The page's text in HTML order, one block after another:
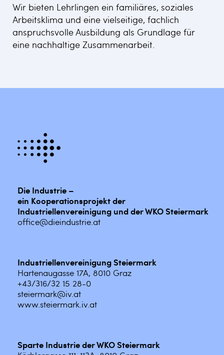
Wir bieten Lehrlingen ein familiäres, soziales
Arbeitsklima und eine vielseitige, fachlich
anspruchsvolle Ausbildung als Grundlage für
eine nachhaltige Zusammenarbeit.
Die Industrie –
ein Kooperationsprojekt der
Industriellenvereinigung und der WKO Steiermark
office@dieindustrie.at
Industriellenvereinigung Steiermark
Hartenaugasse 17A, 8010 Graz
+43/316/32 15 28-0
steiermark@iv.at
www.steiermark.iv.at
Sparte Industrie der WKO Steiermark